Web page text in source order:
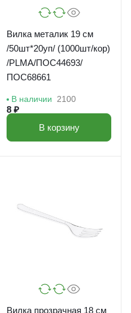
Вилка металик 19 см
/50шт*20уп/ (1000шт/кор)
/PLMA/ПОС44693/
ПОС68661
В наличии 2100
8 ₽
В корзину
Вилка прозрачная 18 см